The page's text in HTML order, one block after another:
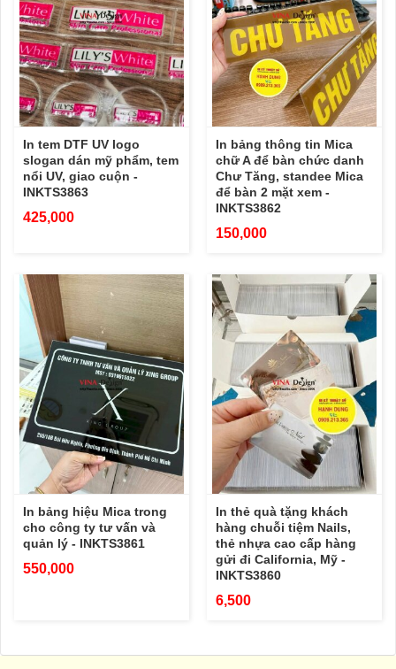
In tem DTF UV logo
slogan dán mỹ phẩm, tem
nổi UV, giao cuộn -
INKTS3863
425,000
In bảng thông tin Mica
chữ A để bàn chức danh
Chư Tăng, standee Mica
để bàn 2 mặt xem -
INKTS3862
150,000
In bảng hiệu Mica trong
cho công ty tư vấn và
quản lý - INKTS3861
550,000
In thẻ quà tặng khách
hàng chuỗi tiệm Nails,
thẻ nhựa cao cấp hàng
gửi đi California, Mỹ -
INKTS3860
6,500